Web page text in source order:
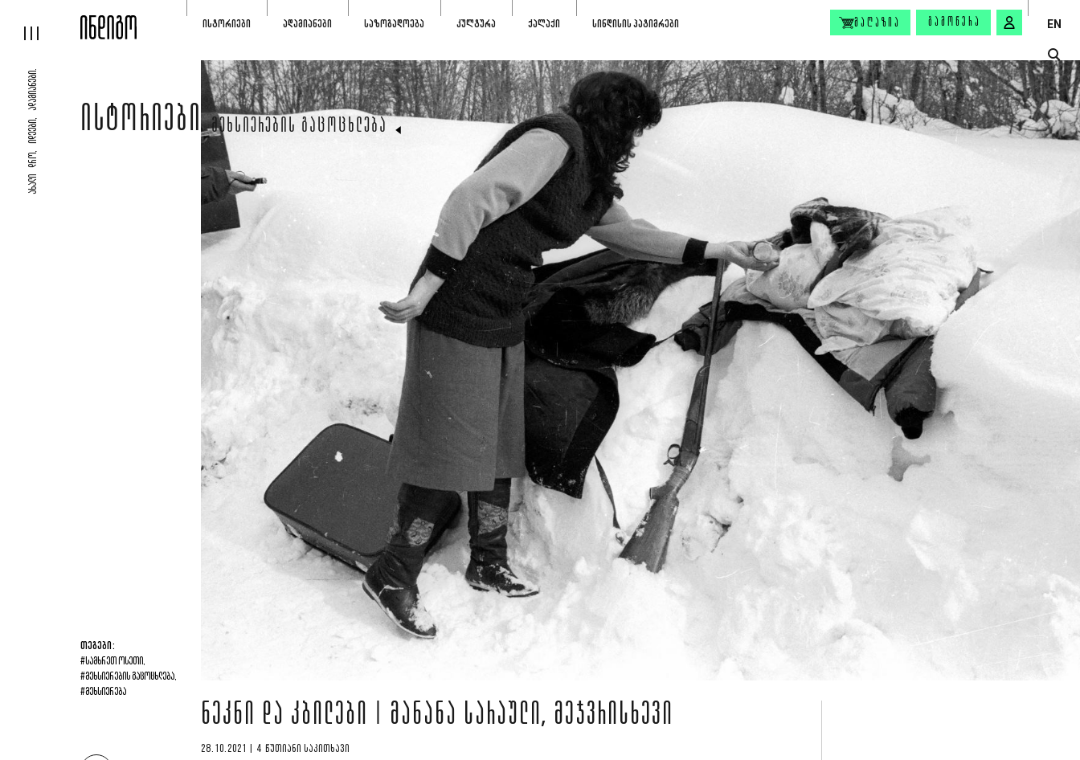
ᲐᲮᲐᲚᲘ ᲓᲠᲝ, ᲘᲓᲔᲔᲑᲘ, ᲐᲓᲐᲛᲘᲐᲜᲔᲑᲘ.
ᲘᲡᲢᲝᲠᲘᲔᲑᲘ ᲐᲓᲐᲛᲘᲐᲜᲔᲑᲘ ᲡᲐᲖᲝᲒᲐᲓᲝᲔᲑᲐ ᲙᲣᲚᲢᲣᲠᲐ ᲥᲐᲚᲐᲥᲘ ᲡᲘᲜᲓᲘᲡᲘᲡ ᲞᲐᲢᲘᲛᲠᲔᲑᲘ ᲛᲐᲦᲐᲖᲘᲐ ᲒᲐᲛᲝᲬᲔᲠᲐ EN
ᲘᲡᲢᲝᲠᲘᲔᲑᲘ ᲛᲔᲮᲡᲘᲔᲠᲔᲑᲘᲡ ᲒᲐᲪᲝᲪᲮᲚᲔᲑᲐ
ᲗᲔᲒᲔᲑᲘ:
#ᲡᲐᲛᲮᲠᲔᲗ ᲝᲡᲔᲗᲘ,
#ᲛᲔᲮᲡᲘᲔᲠᲔᲑᲘᲡ ᲒᲐᲪᲝᲪᲮᲚᲔᲑᲐ,
#ᲛᲔᲮᲡᲘᲔᲠᲔᲑᲐ
ᲜᲔᲙᲜᲘ ᲓᲐ ᲙᲑᲘᲚᲔᲑᲘ | ᲛᲐᲜᲐᲜᲐ ᲡᲐᲠᲐᲣᲚᲘ, ᲛᲔᲯᲕᲠᲘᲡᲮᲔᲕᲘ
28.10.2021 | 4 ᲬᲣᲗᲘᲐᲜᲘ ᲡᲐᲙᲘᲗᲮᲐᲕᲘ